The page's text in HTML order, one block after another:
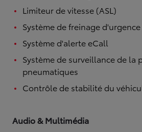
Limiteur de vitesse (ASL)
Système de freinage d'urgence
Système d'alerte eCall
Système de surveillance de la
pneumatiques
Contrôle de stabilité du
Audio & Multimédia